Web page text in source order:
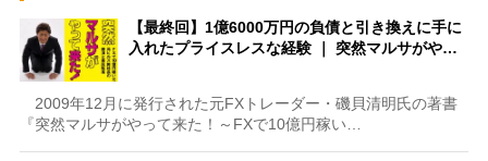
【最終回】1億6000万円の負債と引き換えに手に
入れたプライスレスな経験 ｜ 突然マルサがや…
2009年12月に発行された元FXトレーダー・磯貝清明氏の著書
『突然マルサがやって来た！～FXで10億円稼い…